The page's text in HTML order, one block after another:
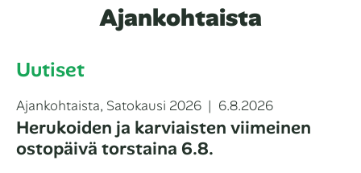
Ajankohtaista
Uutiset
Kategoriat
Ajankohtaista, Satokausi 2026 Julkaistu
6.8.2026
Herukoiden ja karviaisten viimeinen
ostopäivä torstaina 6.8.